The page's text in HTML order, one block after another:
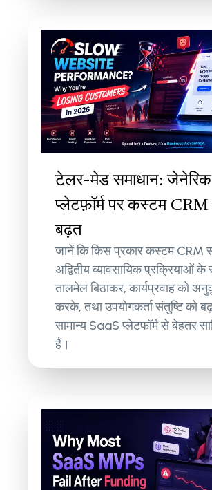
टेलर-मेड समाधान:
प्लेटफ़ॉर्म पर कस्टम
बढ़त
जानें कि किस प्रकार कस्टम CRM
अद्वितीय व्यावसायिक प्रक्रियाओं के
तालमेल बिठाकर, कार्यप्रवाह को
करके, तथा उपयोगकर्ता संतुष्टि को
सामान्य SaaS प्लेटफॉर्म से बेहतर
हैं।